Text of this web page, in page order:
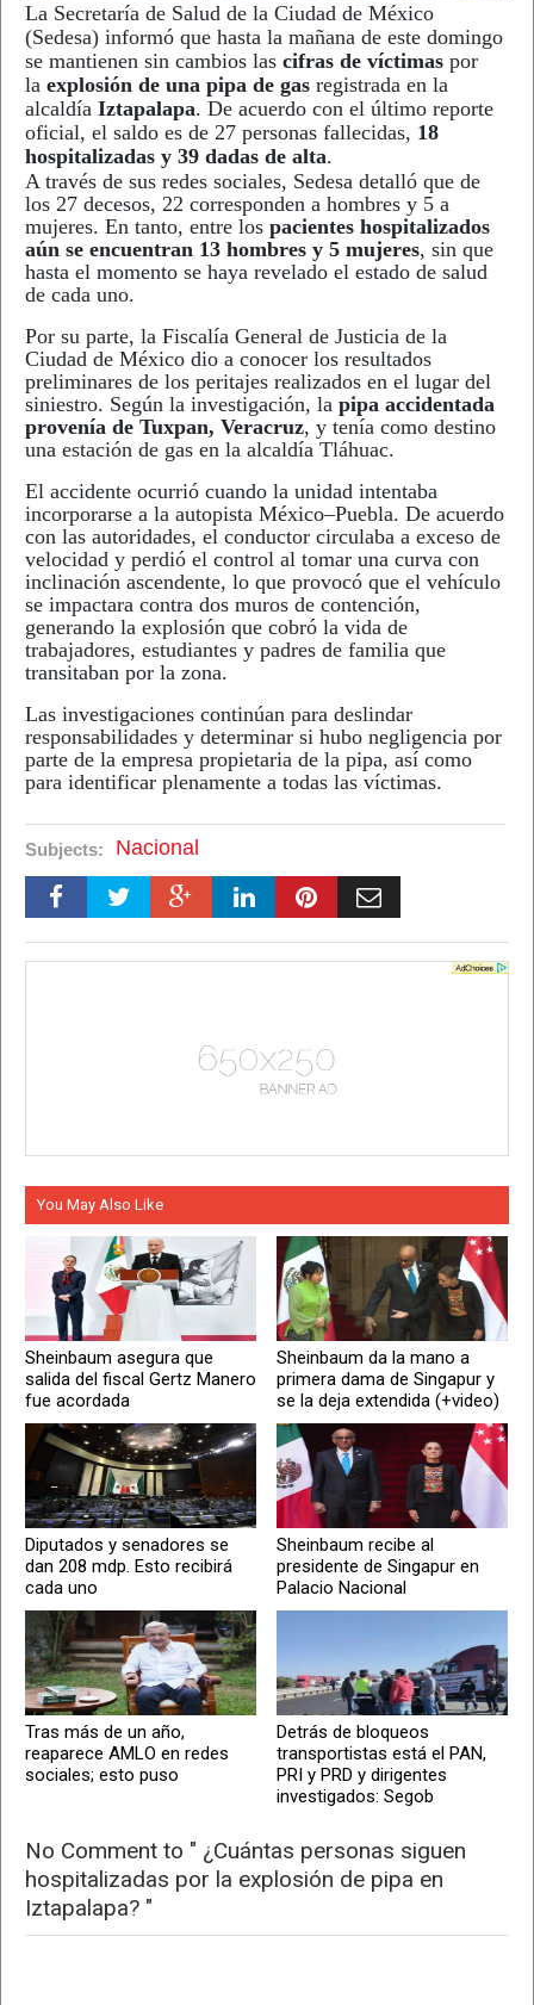
La Secretaría de Salud de la Ciudad de México
(Sedesa) informó que hasta la mañana de este domingo
se mantienen sin cambios las cifras de víctimas por
la explosión de una pipa de gas registrada en la
alcaldía Iztapalapa. De acuerdo con el último reporte
oficial, el saldo es de 27 personas fallecidas, 18
hospitalizadas y 39 dadas de alta.
A través de sus redes sociales, Sedesa detalló que de
los 27 decesos, 22 corresponden a hombres y 5 a
mujeres. En tanto, entre los pacientes hospitalizados
aún se encuentran 13 hombres y 5 mujeres, sin que
hasta el momento se haya revelado el estado de salud
de cada uno.
Por su parte, la Fiscalía General de Justicia de la
Ciudad de México dio a conocer los resultados
preliminares de los peritajes realizados en el lugar del
siniestro. Según la investigación, la pipa accidentada
provenía de Tuxpan, Veracruz, y tenía como destino
una estación de gas en la alcaldía Tláhuac.
El accidente ocurrió cuando la unidad intentaba
incorporarse a la autopista México–Puebla. De acuerdo
con las autoridades, el conductor circulaba a exceso de
velocidad y perdió el control al tomar una curva con
inclinación ascendente, lo que provocó que el vehículo
se impactara contra dos muros de contención,
generando la explosión que cobró la vida de
trabajadores, estudiantes y padres de familia que
transitaban por la zona.
Las investigaciones continúan para deslindar
responsabilidades y determinar si hubo negligencia por
parte de la empresa propietaria de la pipa, así como
para identificar plenamente a todas las víctimas.
Subjects: Nacional
You May Also Like
Sheinbaum asegura que
salida del fiscal Gertz Manero
fue acordada
Sheinbaum da la mano a
primera dama de Singapur y
se la deja extendida (+video)
Diputados y senadores se
dan 208 mdp. Esto recibirá
cada uno
Sheinbaum recibe al
presidente de Singapur en
Palacio Nacional
Tras más de un año,
reaparece AMLO en redes
sociales; esto puso
Detrás de bloqueos
transportistas está el PAN,
PRI y PRD y dirigentes
investigados: Segob
No Comment to " ¿Cuántas personas siguen
hospitalizadas por la explosión de pipa en
Iztapalapa? "